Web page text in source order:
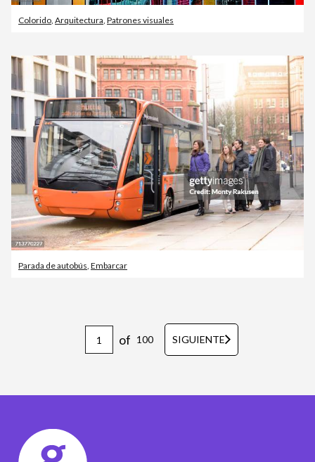
Colorido Arquitectura Patrones visuales
Parada de autobús, Embarcar
of 100 SIGUIENTE